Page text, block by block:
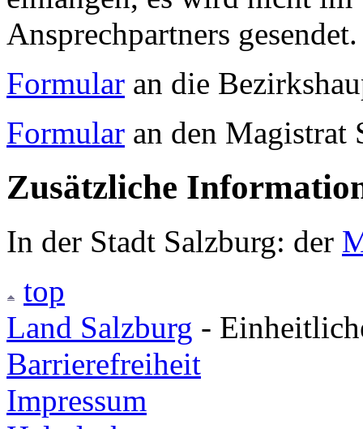
Ansprechpartners gesendet.
Formular an die
Formular an den Magistrat
Zusätzliche
In der Stadt Salzburg: der
top
Land Salzburg -
Barrierefreiheit
Impressum